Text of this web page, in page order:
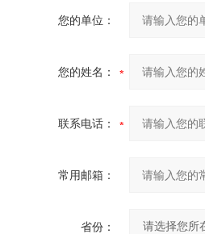
您的单位：
您的姓名：
联系电话：
常用邮箱：
省份：